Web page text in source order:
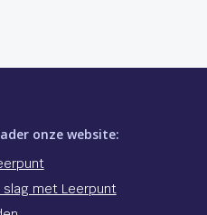
onze website:
slag met Leerpunt